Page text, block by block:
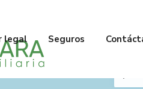
legal Seguros